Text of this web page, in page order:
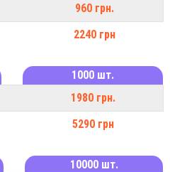
960 грн.
2240 грн
1000 шт.
1980 грн.
5290 грн
10000 шт.